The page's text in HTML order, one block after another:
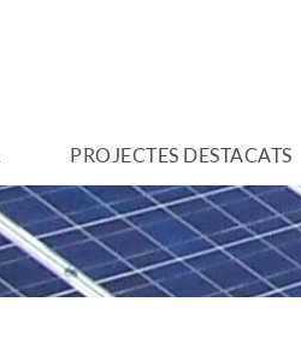
PROJECTES DESTACATS